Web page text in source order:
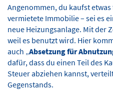
Angenommen, du kaufst
vermietete Immobilie – sei es
neue Heizungsanlage. Mit der
weil es benutzt wird. Hier
auch „Absetzung für
dafür, dass du einen Teil des
Steuer abziehen kannst,
Gegenstands.